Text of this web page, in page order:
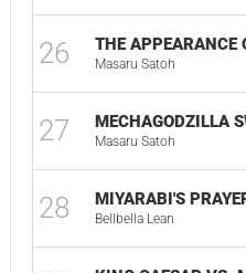
26 THE APPEARANCE
Masaru Satoh
27 MECHAGODZILLA
Masaru Satoh
28 MIYARABI'S
Bellbella Lean